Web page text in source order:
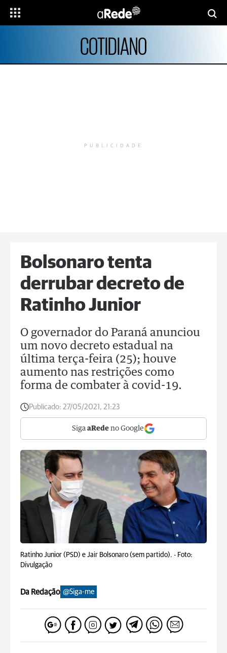
COTIDIANO
PUBLICIDADE
Bolsonaro tenta
derrubar decreto de
Ratinho Junior
O governador do Paraná anunciou
um novo decreto estadual na
última terça-feira (25); houve
aumento nas restrições como
forma de combater à covid-19.
Publicado: 27/05/2021, 21:23
Siga aRede no Google
Ratinho Junior (PSD) e Jair Bolsonaro (sem partido). - Foto:
Divulgação
Da Redação @Siga-me